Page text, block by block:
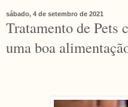
sábado, 4 de setembro de 2021
Tratamento de Pets
uma boa